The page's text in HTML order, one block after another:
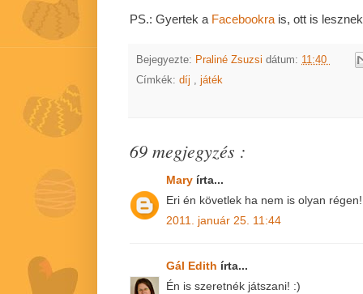
PS.: Gyertek a Facebookra is, ott is
Bejegyezte: Praliné Zsuzsi dátum: 11:40
Címkék: díj , játék
69 megjegyzés :
Mary írta...
Eri én követlek ha nem is olyan
2011. január 25. 11:44
Gál Edith írta...
Én is szeretnék játszani! :)